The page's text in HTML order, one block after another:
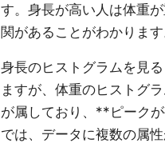
す。身長が高い人は体重
関があることがわかります
身長のヒストグラムを見
ますが、体重のヒストグ
が属しており、**ピーク
では、データに複数の属